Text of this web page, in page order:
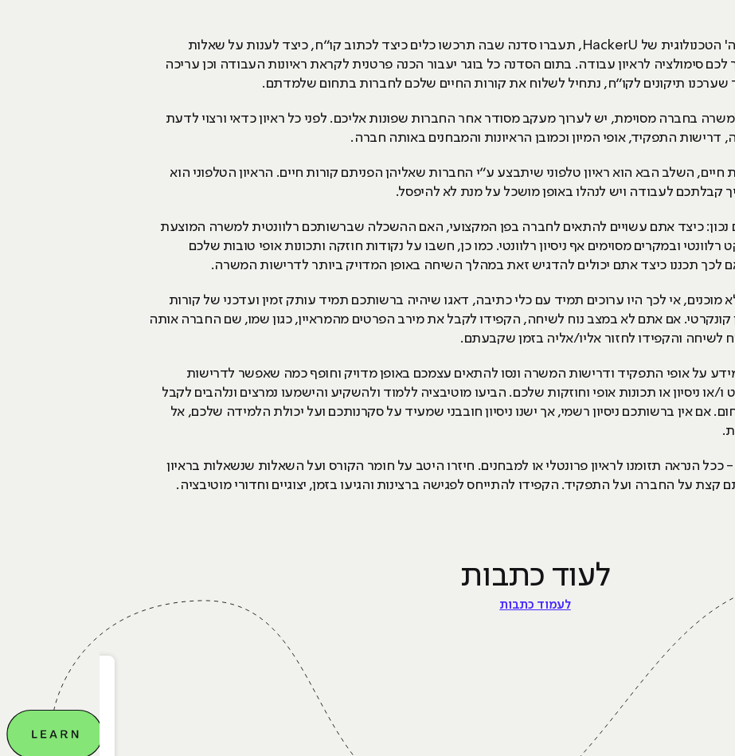
כחלק מתהליך ההכנה אצלנו ב'חממה' הטכנולוגית של HackerU, תעברו סדנה שבה תרכשו כלים כיצד לכתוב קו“ח, כיצד לענות על שאלות
לכם סימולציה לראיון עבודה. בתום הסדנה כל בוגר יעבור הכנה פרטנית לקראת ראיונות העבודה וכן עריכה
שערכנו תיקונים לקו“ח, נתחיל לשלוח את קורות החיים שלכם לחברות בתחום שלמדתם.
בחברה מסוימת, יש לערוך מעקב מסודר אחר החברות שפונות אליכם. לפני כל ראיון כדאי ורצוי לדעת
התפקיד, אופי המיון וכמובן הראיונות והמבחנים באותה חברה.
השלב הבא הוא ראיון טלפוני שיתבצע ע“י החברות שאליהן הפניתם קורות חיים. הראיון הטלפוני הוא
קבלתכם לעבודה ויש לנהלו באופן מושכל על מנת לא להיפסל.
נכון: כיצד אתם עשויים להתאים לחברה בפן המקצועי, האם ההשכלה שברשותכם רלוונטית למשרה המוצעת
רלוונטי ובמקרים מסוימים אף ניסיון רלוונטי. כמו כן, חשבו על נקודות חוזקה ותכונות אופי טובות שלכם
תכננו כיצד אתם יכולים להדגיש זאת במהלך השיחה באופן המדויק ביותר לדרישות המשרה.
מוכנים, אי לכך היו ערוכים תמיד עם כלי כתיבה, דאגו שיהיה ברשותכם תמיד עותק זמין ועדכני של קורות
קונקרטי. אם אתם לא במצב נוח לשיחה, הקפידו לקבל את מירב הפרטים מהמראיין, כגון שמו, שם החברה אותה
לשיחה והקפידו לחזור אליו/אליה בזמן שקבעתם.
על אופי התפקיד ודרישות המשרה ונסו להתאים עצמכם באופן מדויק וחופף כמה שאפשר לדרישות
ניסיון או תכונות אופי וחוזקות שלכם. הביעו מוטיבציה ללמוד ולהשקיע והישמעו נמרצים ונלהבים לקבל
אם אין ברשותכם ניסיון רשמי, אך ישנו ניסיון חובבני שמעיד על סקרנותכם ועל יכולת הלמידה שלכם, אל
הנראה תזומנו לראיון פרונטלי או למבחנים. חיזרו היטב על חומר הקורס ועל השאלות שנשאלות בראיון
קצת על החברה ועל התפקיד. הקפידו להתייחס לפגישה ברצינות והגיעו בזמן, יצוגיים וחדורי מוטיבציה.
לעוד כתבות
לעמוד כתבות